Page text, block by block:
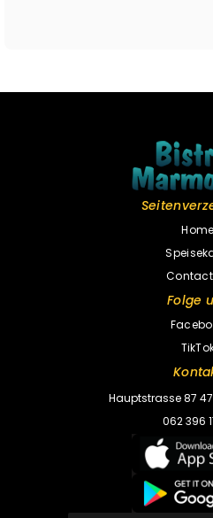
Home
Contact
Folge
Hauptstrasse 87
062 396